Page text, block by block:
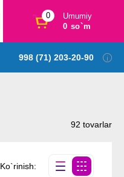
0
Umumiy
0 so`m
998 (71) 203-20-90
92 tovarlar
Ko`rinish: